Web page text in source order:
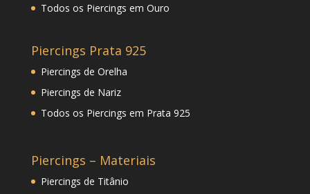
Todos os Piercings em Ouro
Piercings Prata 925
Piercings de Orelha
Piercings de Nariz
Todos os Piercings em Prata 925
Piercings – Materiais
Piercings de Titânio